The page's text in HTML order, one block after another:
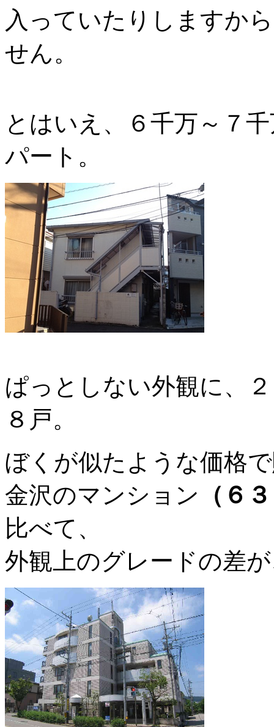
入っていたりしますか
せん。
とはいえ、６千万～７
パート。
ぱっとしない外観に、
８戸。
ぼくが似たような価格
金沢のマンション （６
比べて、
外観上のグレードの差